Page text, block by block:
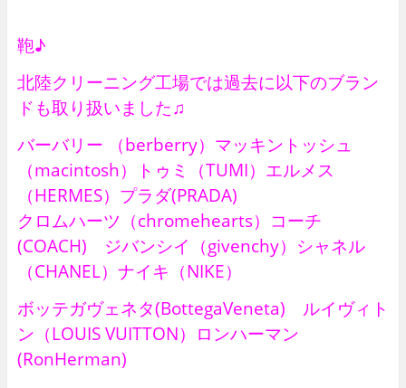
鞄♪
北陸クリーニング工場では過去に以下のブラン
ドも取り扱いました♫
バーバリー （berberry）マッキントッシュ
（macintosh）トゥミ（TUMI）エルメス
（HERMES）プラダ(PRADA)
クロムハーツ（chromehearts）コーチ
(COACH) ジバンシイ（givenchy）シャネル
（CHANEL）ナイキ（NIKE）
ボッテガヴェネタ(BottegaVeneta) ルイヴィト
ン（LOUIS VUITTON）ロンハーマン
(RonHerman)